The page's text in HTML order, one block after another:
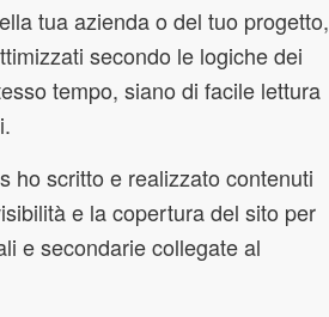
tua azienda o del tuo progetto,
secondo le logiche dei
tempo, siano di facile lettura
ho scritto e realizzato contenuti
e la copertura del sito per
e secondarie collegate al